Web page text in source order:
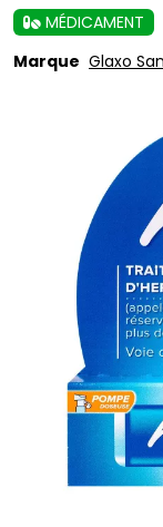
MÉDICAMENT
Marque Glaxo